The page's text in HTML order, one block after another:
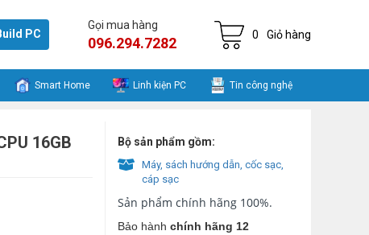
PC
Gọi mua hàng
096.294.7282 0 Giỏ hàng
Smart Home Linh kiện PC Tin công nghệ
16GB
Bộ sản phẩm gồm:
Máy, sách hướng dẫn, cốc sạc,
cáp sạc
Sản phẩm chính hãng 100%.
Bảo hành chính hãng 12